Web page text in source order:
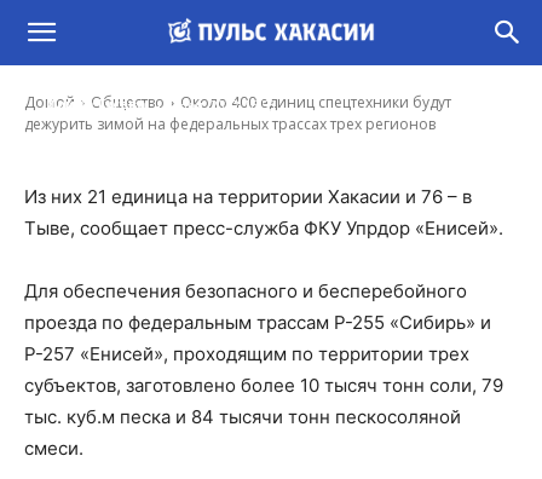
Домой Общество
Около 400 единиц спецтехники будут
дежурить зимой на федеральных трассах трех регионов
дежурить зимой на федеральных трассах
трех регионов
Ирина Гусева - 1 Ноя, 2022 16:53
Из них 21 единица на территории Хакасии и 76 – в
Тыве, сообщает пресс-служба ФКУ Упрдор «Енисей».
Для обеспечения безопасного и бесперебойного
проезда по федеральным трассам Р-255 «Сибирь» и
Р-257 «Енисей», проходящим по территории трех
субъектов, заготовлено более 10 тысяч тонн соли, 79
тыс. куб.м песка и 84 тысячи тонн пескосоляной
смеси.